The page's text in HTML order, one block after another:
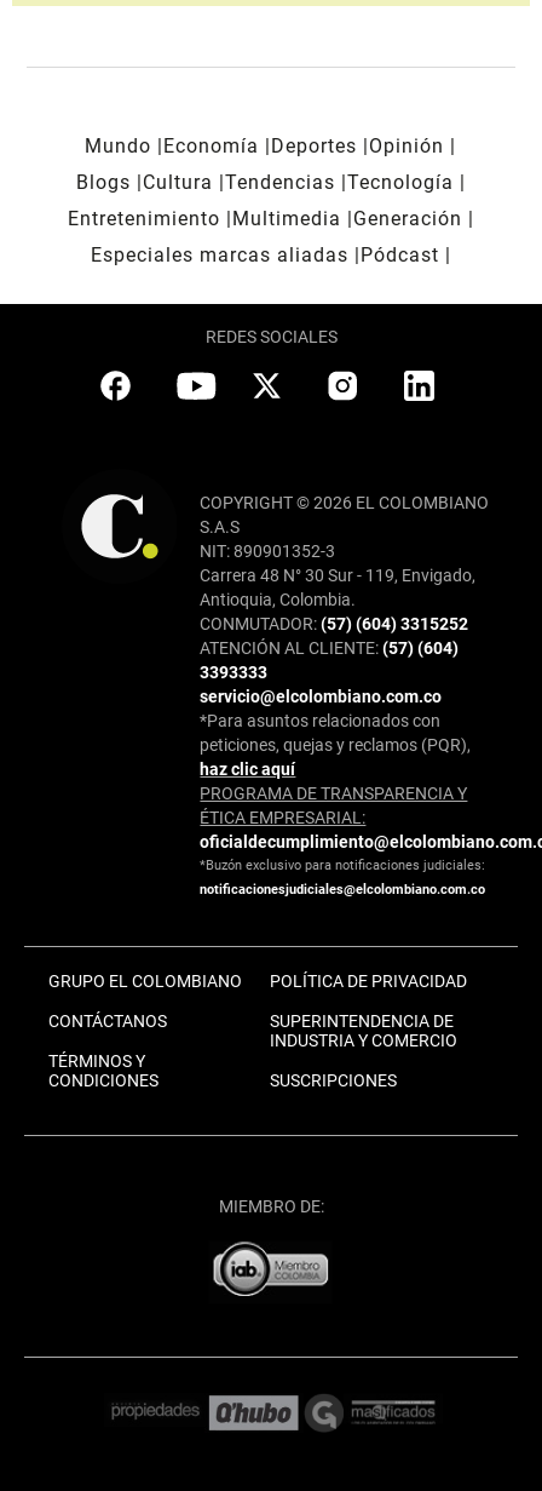
Mundo Economía Deportes
Opinión
Blogs
Cultura Tendencias Tecnología
Entretenimiento
Multimedia
Generación
Especiales marcas aliadas
Pódcast
REDES SOCIALES
COPYRIGHT © 2026 EL COLOMBIANO
S.A.S
NIT: 890901352-3
Carrera 48 N° 30 Sur - 119, Envigado,
Antioquia, Colombia.
CONMUTADOR:(57) (604) 3315252
ATENCIÓN AL CLIENTE:(57) (604)
3393333
servicio@elcolombiano.com.co
*Para asuntos relacionados con
peticiones, quejas y reclamos (PQR),
haz clic aquí
PROGRAMA DE TRANSPARENCIA Y
ÉTICA EMPRESARIAL:
*Buzón exclusivo para notificaciones judiciales:
notificacionesjudiciales@elcolombiano.com.co
GRUPO EL COLOMBIANO
CONTÁCTANOS
TÉRMINOS Y
CONDICIONES
POLÍTICA DE PRIVACIDAD
SUPERINTENDENCIA DE
INDUSTRIA Y COMERCIO
SUSCRIPCIONES
MIEMBRO DE: